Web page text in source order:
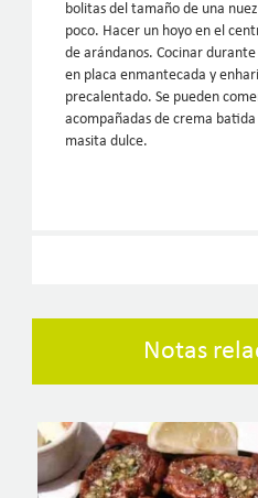
bolitas del tamaño de una
poco. Hacer un hoyo en el
de arándanos. Cocinar
en placa enmantecada y
precalentado. Se pueden
acompañadas de crema
masita dulce.
Notas